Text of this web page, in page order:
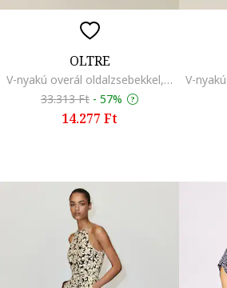
OLTRE
V-nyakú overál oldalzsebekkel, Fekete
33.313 Ft - 57%
14.277 Ft